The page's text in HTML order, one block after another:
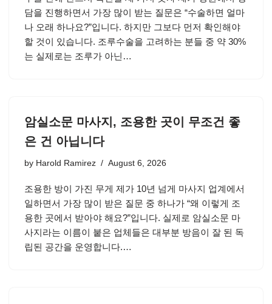
담을 진행하면서 가장 많이 받는 질문은 “수술하면 얼마
나 오래 하나요?”입니다. 하지만 그보다 먼저 확인해야
할 것이 있습니다. 조루수술을 고려하는 분들 중 약 30%
는 실제로는 조루가 아닌…
암실소문 마사지, 조용한 곳이 무조건 좋
은 건 아닙니다
by Harold Ramirez August 6, 2026
조용한 방이 가진 무게 제가 10년 넘게 마사지 업계에서
일하면서 가장 많이 받은 질문 중 하나가 “왜 이렇게 조
용한 곳에서 받아야 해요?”입니다. 실제로 암실소문 마
사지라는 이름이 붙은 업체들은 대부분 방음이 잘 된 독
립된 공간을 운영합니다.…